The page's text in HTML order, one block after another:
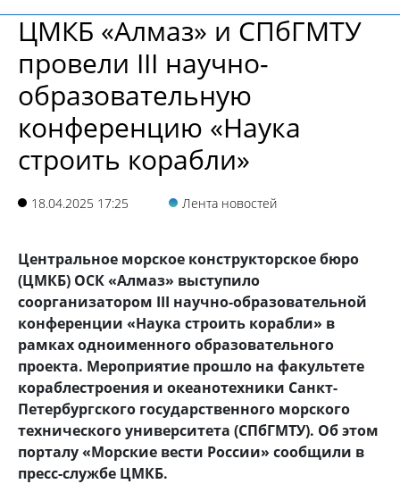
ЦМКБ «Алмаз» и СПбГМТУ
провели III научно-
образовательную
конференцию «Наука
строить корабли»
18.04.2025 17:25 Лента новостей
Центральное морское конструкторское бюро
(ЦМКБ) ОСК «Алмаз» выступило
соорганизатором III научно-образовательной
конференции «Наука строить корабли» в
рамках одноименного образовательного
проекта. Мероприятие прошло на факультете
кораблестроения и океанотехники Санкт-
Петербургского государственного морского
технического университета (СПбГМТУ). Об этом
порталу «Морские вести России» сообщили в
пресс-службе ЦМКБ.